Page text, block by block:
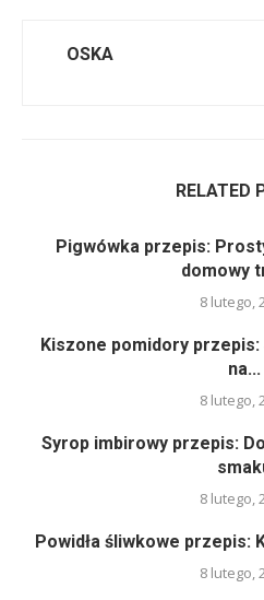
OSKA
RELATED
Pigwówka przepis:
domowy
8 lutego,
Kiszone pomidory
na...
8 lutego,
Syrop imbirowy przepis:
8 lutego,
Powidła śliwkowe przepis:
8 lutego,